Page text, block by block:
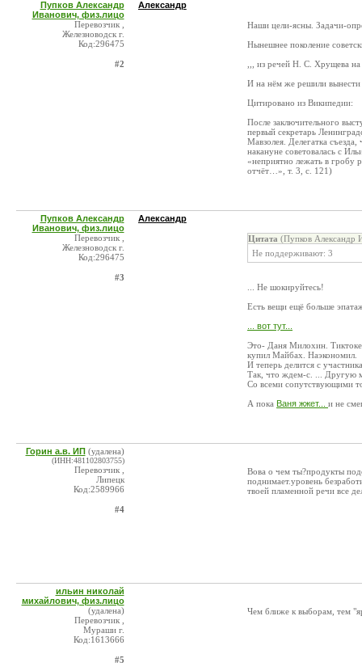
Пупков Александр
Иванович, физ.лицо
Перевозчик ,
Железноводск г.
Код:296475
#2
Александр
Наши цели-ясны. Задачи-
Нынешнее поколение
,,, из речей Н. С. Хрущева на
И на нём же решили вынести
Цитировано из Википедии:
После заключительного
первый секретарь
Мавзолея. Делегатка
накануне советовалась с
«неприятно лежать в гробу
отчёт…», т. 3, с. 121)
Пупков Александр
Иванович, физ.лицо
Перевозчик ,
Железноводск г.
Код:296475
#3
Александр
Цитата (Пупков Александр
Не поддерживают: 3
... Не шокируйтесь!
Есть вещи ещё больше
... вот тут...
Это- Даня Милохин.
купил Майбах. Наэкономил.
И теперь делится с
Так, что ждем-с. ... Другую
Со всеми сопутствующими
А пока Ваня жжет... и не
Горин а.в. ИП (удалена)
(ИНН:481102803755)
Перевозчик ,
Липецк
Код:2589966
#4
Вова о чем ты?продукты
поднимает.уровень
твоей пламенной речи все
ильин николай
михайлович, физ.лицо
(удалена)
Перевозчик ,
Мураши г.
Код:1613666
#5
Чем ближе к выборам, тем